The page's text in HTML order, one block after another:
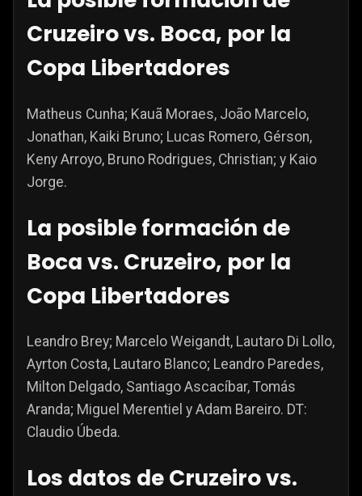
Cruzeiro vs. Boca, por la
Copa Libertadores
Matheus Cunha; Kauã Moraes, João Marcelo,
Jonathan, Kaiki Bruno; Lucas Romero, Gérson,
Keny Arroyo, Bruno Rodrigues, Christian; y Kaio
Jorge.
La posible formación de
Boca vs. Cruzeiro, por la
Copa Libertadores
Leandro Brey; Marcelo Weigandt, Lautaro Di Lollo,
Ayrton Costa, Lautaro Blanco; Leandro Paredes,
Milton Delgado, Santiago Ascacíbar, Tomás
Aranda; Miguel Merentiel y Adam Bareiro. DT:
Claudio Úbeda.
Los datos de Cruzeiro vs.